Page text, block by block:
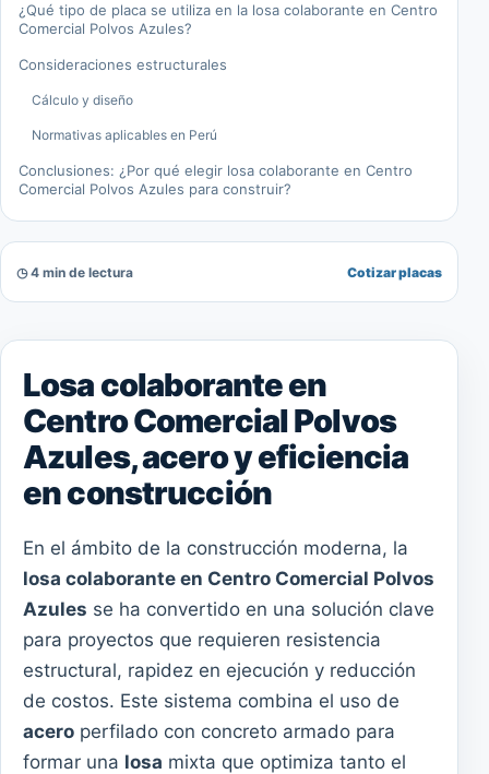
¿Qué tipo de placa se utiliza en la losa colaborante en Centro
Comercial Polvos Azules?
Consideraciones estructurales
Cálculo y diseño
Normativas aplicables en Perú
Conclusiones: ¿Por qué elegir losa colaborante en Centro
Comercial Polvos Azules para construir?
◷ 4 min de lectura Cotizar placas
Losa colaborante en
Centro Comercial Polvos
Azules, acero y eficiencia
en construcción
En el ámbito de la construcción moderna, la
losa colaborante en Centro Comercial Polvos
Azules se ha convertido en una solución clave
para proyectos que requieren resistencia
estructural, rapidez en ejecución y reducción
de costos. Este sistema combina el uso de
acero perfilado con concreto armado para
formar una losa mixta que optimiza tanto el